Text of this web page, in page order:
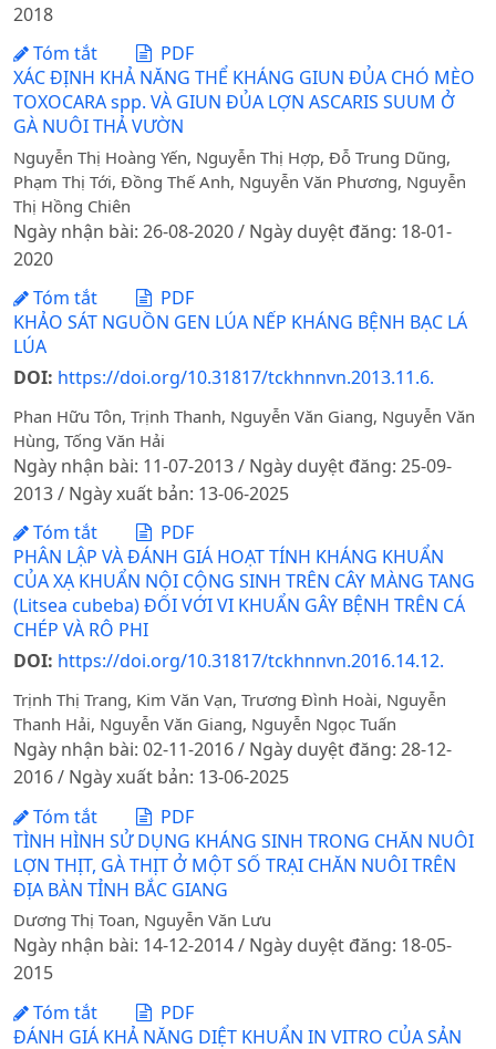
2018
Tóm tắt
PDF
XÁC ĐỊNH KHẢ NĂNG THỂ KHÁNG GIUN ĐỦA CHÓ MÈO
TOXOCARA spp. VÀ GIUN ĐỦA LỢN ASCARIS SUUM Ở
GÀ NUÔI THẢ VƯỜN
Nguyễn Thị Hoàng Yến, Nguyễn Thị Hợp, Đỗ Trung Dũng,
Phạm Thị Tới, Đồng Thế Anh, Nguyễn Văn Phương, Nguyễn
Thị Hồng Chiên
Ngày nhận bài: 26-08-2020 / Ngày duyệt đăng: 18-01-
2020
Tóm tắt
PDF
KHẢO SÁT NGUỒN GEN LÚA NẾP KHÁNG BỆNH BẠC LÁ
LÚA
DOI: https://doi.org/10.31817/tckhnnvn.2013.11.6.
Phan Hữu Tôn, Trịnh Thanh, Nguyễn Văn Giang, Nguyễn Văn
Hùng, Tống Văn Hải
Ngày nhận bài: 11-07-2013 / Ngày duyệt đăng: 25-09-
2013 / Ngày xuất bản: 13-06-2025
Tóm tắt
PDF
PHÂN LẬP VÀ ĐÁNH GIÁ HOẠT TÍNH KHÁNG KHUẨN
CỦA XẠ KHUẨN NỘI CỘNG SINH TRÊN CÂY MÀNG TANG
(Litsea cubeba) ĐỐI VỚI VI KHUẨN GÂY BỆNH TRÊN CÁ
CHÉP VÀ RÔ PHI
DOI: https://doi.org/10.31817/tckhnnvn.2016.14.12.
Trịnh Thị Trang, Kim Văn Vạn, Trương Đình Hoài, Nguyễn
Thanh Hải, Nguyễn Văn Giang, Nguyễn Ngọc Tuấn
Ngày nhận bài: 02-11-2016 / Ngày duyệt đăng: 28-12-
2016 / Ngày xuất bản: 13-06-2025
Tóm tắt
PDF
TÌNH HÌNH SỬ DỤNG KHÁNG SINH TRONG CHĂN NUÔI
LỢN THỊT, GÀ THỊT Ở MỘT SỐ TRẠI CHĂN NUÔI TRÊN
ĐỊA BÀN TỈNH BẮC GIANG
Dương Thị Toan, Nguyễn Văn Lưu
Ngày nhận bài: 14-12-2014 / Ngày duyệt đăng: 18-05-
2015
Tóm tắt
PDF
ĐÁNH GIÁ KHẢ NĂNG DIỆT KHUẨN IN VITRO CỦA SẢN